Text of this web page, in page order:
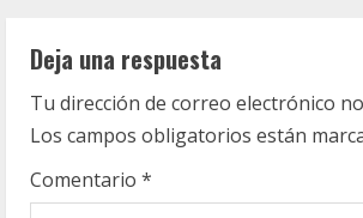
e
y
e
n
Deja una respuesta
Tu dirección de correo electrónico
Los campos obligatorios están
Comentario *